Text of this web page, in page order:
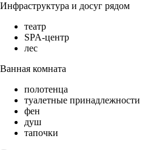
Инфраструктура и досуг рядом
театр
SPA-центр
лес
Ванная комната
полотенца
туалетные принадлежности
фен
душ
тапочки